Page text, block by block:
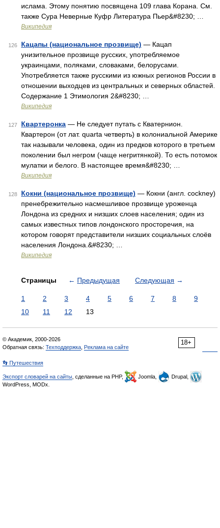
ислама. Этому понятию посвящена 109 глава Корана. См.
также Сура Неверные Куфр Литература Пьер&#8230; …
Википедия
126 Кацапы (национальное прозвище) — Кацап
унизительное прозвище русских, употребляемое
украинцами, поляками, словаками, белорусами.
Употребляется также русскими из южных регионов России в
отношении выходцев из центральных и северных областей.
Содержание 1 Этимология 2&#8230; …
Википедия
127 Квартеронка — Не следует путать с Кватернион.
Квартерон (от лат. quarta четверть) в колониальной Америке
так называли человека, один из предков которого в третьем
поколении был негром (чаще негритянкой). То есть потомок
мулатки и белого. В настоящее время&#8230; …
Википедия
128 Кокни (национальное прозвище) — Кокни (англ. cockney)
пренебрежительно насмешливое прозвище уроженца
Лондона из средних и низших слоев населения; один из
самых известных типов лондонского просторечия, на
котором говорят представители низших социальных слоёв
населения Лондона.&#8230; …
Википедия
Страницы ← Предыдущая Следующая →
1 2 3 4 5 6 7 8
9
10
11 12 13
18+
© Академик, 2000-2026
Обратная связь: Техподдержка Реклама на сайте
👣 Путешествия
Экспорт словарей на сайты , сделанные на PHP, Joomla,
Drupal,
WordPress, MODx.